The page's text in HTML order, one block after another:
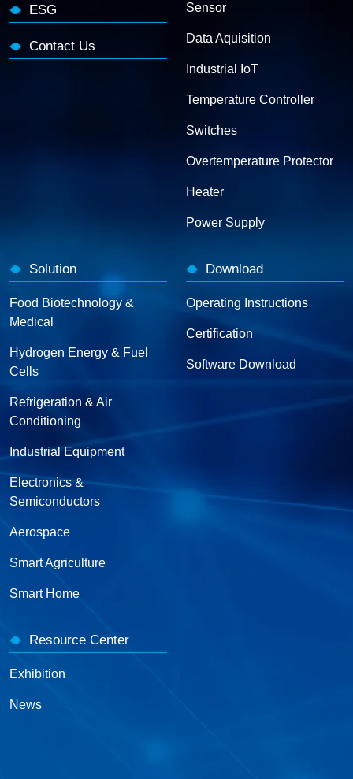
ESG
Contact Us
Sensor
Data Aquisition
Industrial IoT
Temperature Controller
Switches
Overtemperature Protector
Heater
Power Supply
Solution
Food Biotechnology &
Medical
Hydrogen Energy & Fuel
Cells
Refrigeration & Air
Conditioning
Industrial Equipment
Electronics &
Semiconductors
Aerospace
Smart Agriculture
Smart Home
Download
Operating Instructions
Certification
Software Download
Resource Center
Exhibition
News